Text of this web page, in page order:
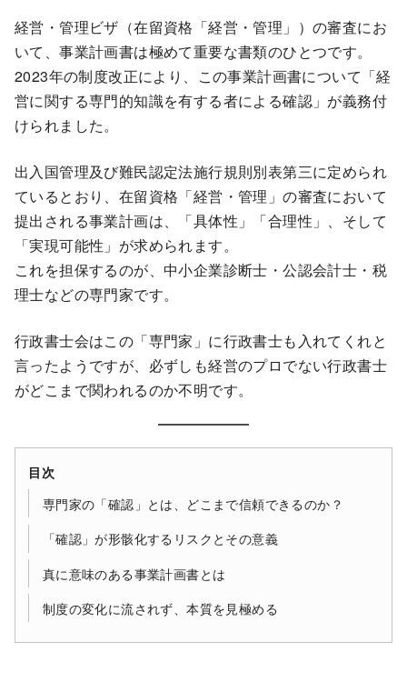
経営・管理ビザ（在留資格「経営・管理」）の審査にお
いて、事業計画書は極めて重要な書類のひとつです。
2023年の制度改正により、この事業計画書について「経
営に関する専門的知識を有する者による確認」が義務付
けられました。
出入国管理及び難民認定法施行規則別表第三に定められ
ているとおり、在留資格「経営・管理」の審査において
提出される事業計画は、「具体性」「合理性」、そして
「実現可能性」が求められます。
これを担保するのが、中小企業診断士・公認会計士・税
理士などの専門家です。
行政書士会はこの「専門家」に行政書士も入れてくれと
言ったようですが、必ずしも経営のプロでない行政書士
がどこまで関われるのか不明です。
目次
専門家の「確認」とは、どこまで信頼できるのか？
「確認」が形骸化するリスクとその意義
真に意味のある事業計画書とは
制度の変化に流されず、本質を見極める